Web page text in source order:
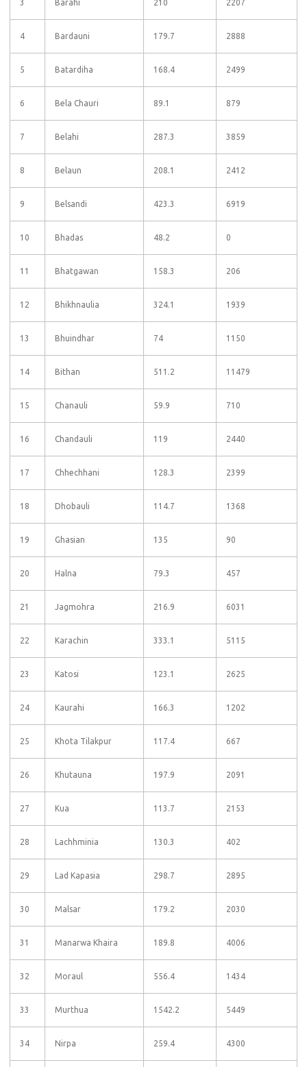
3 Barahi 210 2207
4 Bardauni 179.7 2888
5 Batardiha 168.4 2499
6 Bela Chauri 89.1 879
7 Belahi 287.3 3859
8 Belaun 208.1 2412
9 Belsandi 423.3 6919
10 Bhadas 48.2 0
11 Bhatgawan 158.3 206
12 Bhikhnaulia 324.1 1939
13 Bhuindhar 74 1150
14 Bithan 511.2 11479
15 Chanauli 59.9 710
16 Chandauli 119 2440
17 Chhechhani 128.3 2399
18 Dhobauli 114.7 1368
19 Ghasian 135 90
20 Halna 79.3 457
21 Jagmohra 216.9 6031
22 Karachin 333.1 5115
23 Katosi 123.1 2625
24 Kaurahi 166.3 1202
25 Khota Tilakpur 117.4 667
26 Khutauna 197.9 2091
27 Kua 113.7 2153
28 Lachhminia 130.3 402
29 Lad Kapasia 298.7 2895
30 Malsar 179.2 2030
31 Manarwa Khaira 189.8 4006
32 Moraul 556.4 1434
33 Murthua 1542.2 5449
34 Nirpa 259.4 4300